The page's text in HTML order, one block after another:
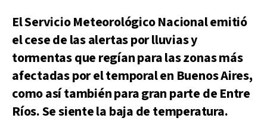
El Servicio Meteorológico Nacional emitió
el cese de las alertas por lluvias y
tormentas que regían para las zonas más
afectadas por el temporal en Buenos Aires,
como así también para gran parte de Entre
Ríos. Se siente la baja de temperatura.